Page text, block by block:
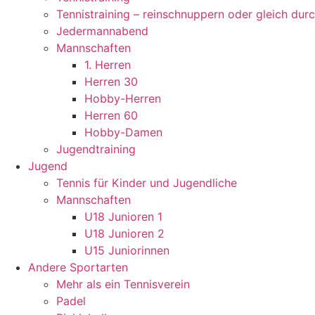
Tennistraining – reinschnuppern oder gleich
Jedermannabend
Mannschaften
1. Herren
Herren 30
Hobby-Herren
Herren 60
Hobby-Damen
Jugendtraining
Jugend
Tennis für Kinder und Jugendliche
Mannschaften
U18 Junioren 1
U18 Junioren 2
U15 Juniorinnen
Andere Sportarten
Mehr als ein Tennisverein
Padel